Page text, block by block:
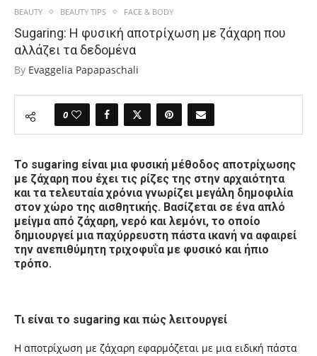
BEAUTY BEAUTY TIPS FACE & BODY
Sugaring: Η φυσική αποτρίχωση με ζάχαρη που
αλλάζει τα δεδομένα
By Evaggelia Papapaschali
0
Το sugaring είναι μια φυσική μέθοδος αποτρίχωσης
με ζάχαρη που έχει τις ρίζες της στην αρχαιότητα
και τα τελευταία χρόνια γνωρίζει μεγάλη δημοφιλία
στον χώρο της αισθητικής. Βασίζεται σε ένα απλό
μείγμα από ζάχαρη, νερό και λεμόνι, το οποίο
δημιουργεί μια παχύρρευστη πάστα ικανή να αφαιρεί
την ανεπιθύμητη τριχοφυΐα με φυσικό και ήπιο
τρόπο.
Τι είναι το sugaring και πώς λειτουργεί
Η αποτρίχωση με ζάχαρη εφαρμόζεται με μια ειδική πάστα